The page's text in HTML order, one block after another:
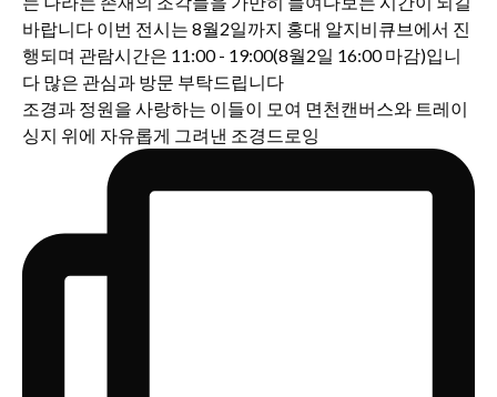
조경과 정원을 사랑하는 이들이 모여 면천캔버스와 트레이
싱지 위에 자유롭게 그려낸 조경드로잉